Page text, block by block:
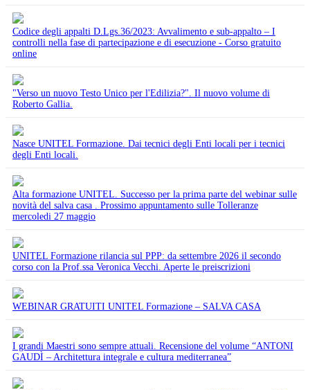
Codice degli appalti D.Lgs.36/2023: Avvalimento e sub-appalto – I
controlli nella fase di partecipazione e di esecuzione - Corso gratuito
online
"Verso un nuovo Testo Unico per l'Edilizia?". Il nuovo volume di
Roberto Gallia.
Nasce UNITEL Formazione. Dai tecnici degli Enti locali per i tecnici
degli Enti locali.
Alta formazione UNITEL. Successo per la prima parte del webinar sulle
novità del salva casa . Prossimo appuntamento sulle Tolleranze
mercoledi 27 maggio
UNITEL Formazione rilancia sul PPP: da settembre 2026 il secondo
corso con la Prof.ssa Veronica Vecchi. Aperte le preiscrizioni
WEBINAR GRATUITI UNITEL Formazione – SALVA CASA
I grandi Maestri sono sempre attuali. Recensione del volume “ANTONI
GAUDÌ – Architettura integrale e cultura mediterranea”